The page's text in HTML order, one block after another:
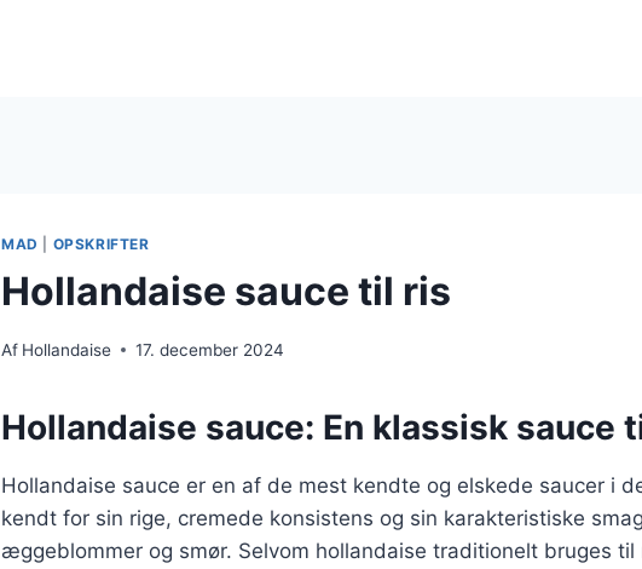
MAD OPSKRIFTER
Hollandaise sauce til ris
Af Hollandaise 17. december 2024
Hollandaise sauce: En klassisk sauce
Hollandaise sauce er en af de mest kendte og elskede saucer i
kendt for sin rige, cremede konsistens og sin karakteristiske
æggeblommer og smør. Selvom hollandaise traditionelt bruges